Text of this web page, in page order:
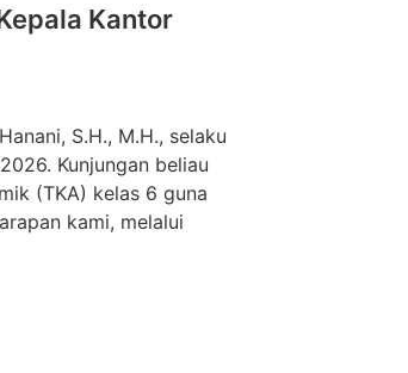
Kantor
S.H., M.H., selaku
Kunjungan beliau
(TKA) kelas 6 guna
kami, melalui